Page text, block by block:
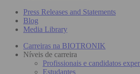
Press Releases and Statements
Blog
Media Library
Carreiras na BIOTRONIK
Níveis de carreira
Profissionais e candidatos
Estudantes